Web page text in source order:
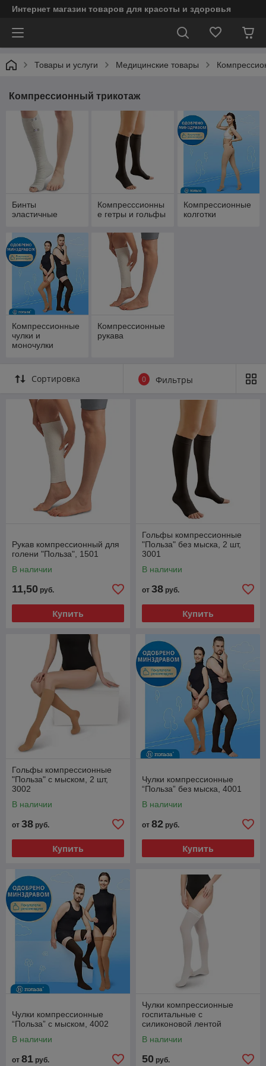
Интернет магазин товаров для красоты и здоровья
Товары и услуги Медицинские товары
Компрессионный трикотаж
Бинты
эластичные
Компресссионны
е гетры и гольфы
Компрессионные
колготки
Компрессионные
чулки и
моночулки
Компрессионные
рукава
Сортировка 0 Фильтры
Рукав компрессионный для
голени "Польза", 1501
В наличии
11,50 руб.
Купить
Гольфы компрессионные
"Польза" без мыска, 2 шт,
3001
В наличии
от 38 руб.
Купить
Гольфы компрессионные
"Польза" с мыском, 2 шт,
3002
В наличии
от 38 руб.
Купить
Чулки компрессионные
“Польза” без мыска, 4001
В наличии
от 82 руб.
Купить
Чулки компрессионные
“Польза” с мыском, 4002
В наличии
от 81 руб.
Чулки компрессионные
госпитальные с
силиконовой лентой
В наличии
50 руб.